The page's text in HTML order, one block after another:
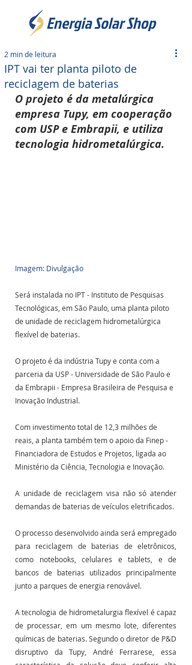
IPT vai ter planta piloto de
reciclagem de baterias
2 min de leitura
O projeto é da metalúrgica
empresa Tupy, em cooperação
com USP e Embrapii, e utiliza
tecnologia hidrometalúrgica.
Imagem: Divulgação
Será instalada no IPT - Instituto de Pesquisas
Tecnológicas, em São Paulo, uma planta piloto
de unidade de reciclagem hidrometalúrgica
flexível de baterias.
O projeto é da indústria Tupy e conta com a
parceria da USP - Universidade de São Paulo e
da Embrapii - Empresa Brasileira de Pesquisa e
Inovação Industrial.
Com investimento total de 12,3 milhões de
reais, a planta também tem o apoio da Finep -
Financiadora de Estudos e Projetos, ligada ao
Ministério da Ciência, Tecnologia e Inovação.
A unidade de reciclagem visa não só atender
demandas de baterias de veículos eletrificados.
O processo desenvolvido ainda será empregado
para reciclagem de baterias de eletrônicos,
como notebooks, celulares e tablets, e de
bancos de baterias utilizados principalmente
junto a parques de energia renovável.
A tecnologia de hidrometalurgia flexível é capaz
de processar, em um mesmo lote, diferentes
químicas de baterias. Segundo o diretor de P&D
disruptivo da Tupy, André Ferrarese, essa